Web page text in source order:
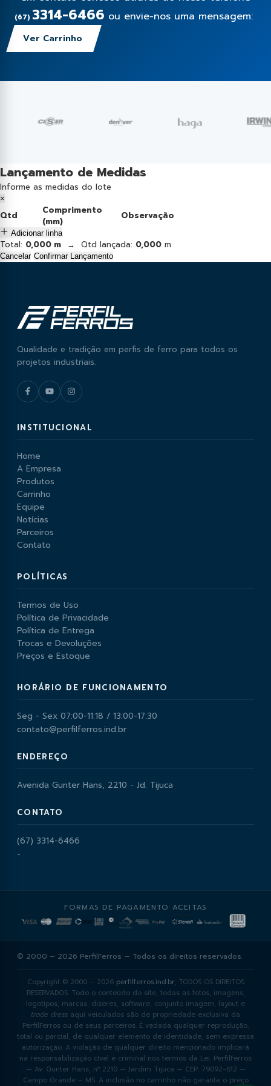
(67) 3314-6466 ou envie-nos uma mensagem:
Ver Carrinho
Lançamento de Medidas
Informe as medidas do lote
×
Qtd
Comprimento
(mm)
Observação
Adicionar linha
Total: 0,000 m → Qtd lançada: 0,000 m
Cancelar Confirmar Lançamento
Qualidade e tradição em perfis de ferro para todos os
projetos industriais.
INSTITUCIONAL
Home
A Empresa
Produtos
Carrinho
Equipe
Notícias
Parceiros
Contato
POLÍTICAS
Termos de Uso
Política de Privacidade
Política de Entrega
Trocas e Devoluções
Preços e Estoque
HORÁRIO DE FUNCIONAMENTO
Seg - Sex 07:00-11:18 / 13:00-17:30
contato@perfilferros.ind.br
ENDEREÇO
Avenida Gunter Hans, 2210 - Jd. Tijuca
CONTATO
(67) 3314-6466
-
FORMAS DE PAGAMENTO ACEITAS
© 2000 – 2026 PerfilFerros — Todos os direitos reservados.
Copyright © 2000 – 2026 perfilferros.ind.br, TODOS OS DIREITOS
RESERVADOS. Todo o conteúdo do site, todas as fotos, imagens,
logotipos, marcas, dizeres, software, conjunto imagem, layout e
trade dress aqui veiculados são de propriedade exclusiva da
PerfilFerros ou de seus parceiros. É vedada qualquer reprodução,
total ou parcial, de qualquer elemento de identidade, sem expressa
autorização. A violação de qualquer direito mencionado implicará
na responsabilização cível e criminal nos termos da Lei. PerfilFerros
— Av. Gunter Hans, nº 2210 — Jardim Tijuca — CEP: 79092-612 —
Campo Grande – MS. A inclusão no carrinho não garante o preço